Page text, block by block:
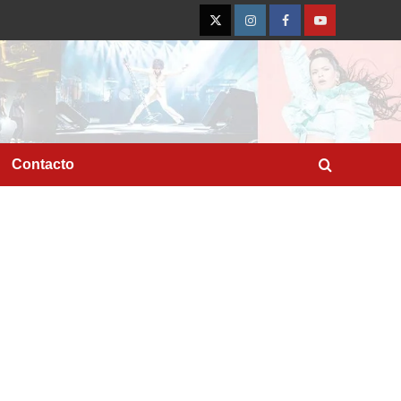
TwitterInstagramFacebookYouTube
Contacto